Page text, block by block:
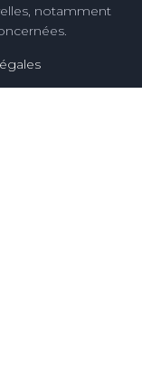
notamment